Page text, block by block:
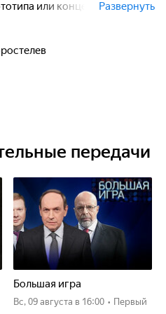
или концепт-кара).
на гоночном треке до
Оценку
- все это зрители получат
средства.
Развернуть
передачи
Большая игра
вс, 09 августа в 16:00 • Первый